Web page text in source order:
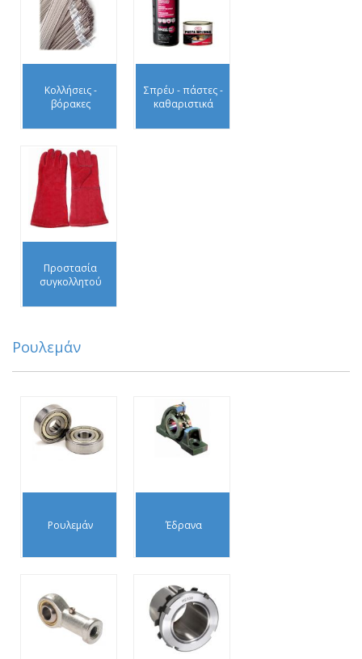
Κολλήσεις -
βόρακες
Σπρέυ - πάστες -
καθαριστικά
Προστασία
συγκολλητού
Ρουλεμάν
Ρουλεμάν Έδρανα